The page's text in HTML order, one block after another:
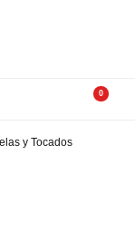
0
y Tocados